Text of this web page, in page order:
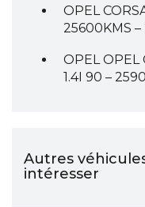
OPEL
25600KMS –
OPEL OPEL
1.4I 90 –
Autres
intéresser